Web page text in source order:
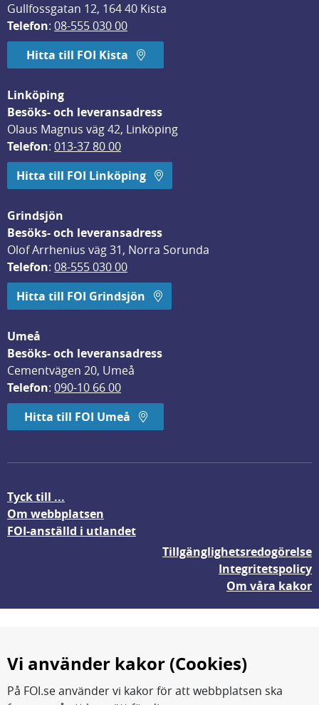
Gullfossgatan 12, 164 40 Kista
Telefon: 08-555 030 00
Hitta till FOI Kista
Linköping
Besöks- och leveransadress
Olaus Magnus väg 42, Linköping
Telefon: 013-37 80 00
Hitta till FOI Linköping
Grindsjön
Besöks- och leveransadress
Olof Arrhenius väg 31, Norra Sorunda
Telefon: 08-555 030 00
Hitta till FOI Grindsjön
Umeå
Besöks- och leveransadress
Cementvägen 20, Umeå
Telefon: 090-10 66 00
Hitta till FOI Umeå
Tyck till ...
Om webbplatsen
FOI-anställd i utlandet
Tillgänglighetsredogörelse
Integritetspolicy
Om våra kakor
Vi använder kakor (Cookies)
På FOI.se använder vi kakor för att webbplatsen ska